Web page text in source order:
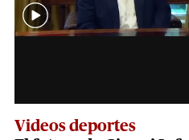
Videos deportes